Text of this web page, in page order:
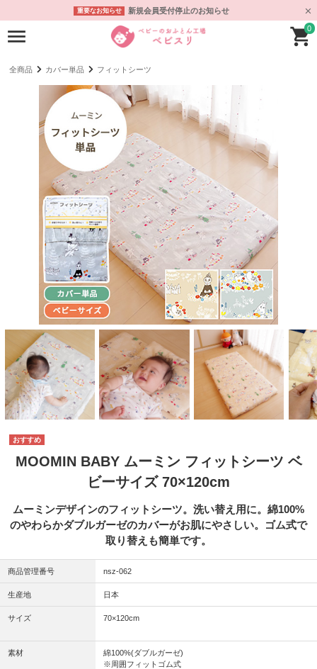
重要なお知らせ 新規会員受付停止のお知らせ
0
全商品 カバー単品 フィットシーツ
MOOMIN BABY ムーミン フィットシーツ ベ
ビーサイズ 70×120cm
ムーミンデザインのフィットシーツ。洗い替え用に。綿100%
のやわらかダブルガーゼのカバーがお肌にやさしい。ゴム式で
取り替えも簡単です。
商品管理番号 nsz-062
生産地 日本
サイズ 70×120cm
素材
綿100%(ダブルガーゼ)
※周囲フィットゴム式